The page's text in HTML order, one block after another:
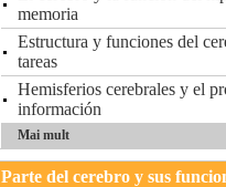
memoria
Estructura y funciones del
tareas
Hemisferios cerebrales y el
información
Mai mult
Parte del cerebro y sus